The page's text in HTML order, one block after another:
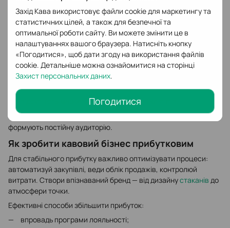
Захід Кава використовує файли cookie для маркетингу та
статистичних цілей, а також для безпечної та
оптимальної роботи сайту. Ви можете змінити це в
налаштуваннях вашого браузера. Натисніть кнопку
«Погодитися», щоб дати згоду на використання файлів
cookie. Детальніше можна ознайомитися на сторінці
Захист персональних даних.
Погодитися
Щоб твій кавовий бізнес швидко вийшов на прибуток, важливо
уникнути типових помилок, які часто роблять новачки:
відсутність унікальної концепції;
погано обраний трафік місця розташування;
неякісна кава абоінгредієнти;
відсутність маркетингу та лояльності клієнтів.
Пам’ятай, що якість напоїв і сервісу — головні чинники, які
формують постійну аудиторію.
Як зробити кавовий бізнес прибутковим
Для стабільного прибутку важливо оптимізувати процеси:
автоматизуй закупівлі, веди облік продажів, контролюй
витрати. Створи впізнаваний бренд — від дизайнустаканів до
атмосфери точки.
Ефективні способи збільшити прибуток:
впровадь програми лояльності;